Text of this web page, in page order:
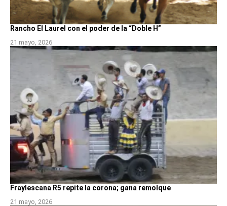
Rancho El Laurel con el poder de la “Doble H”
21 mayo, 2026
Fraylescana R5 repite la corona; gana remolque
21 mayo, 2026